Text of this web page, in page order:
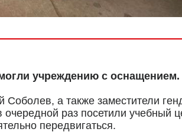
учреждению с оснащением.
а также заместители
раз посетили учебный
передвигаться.